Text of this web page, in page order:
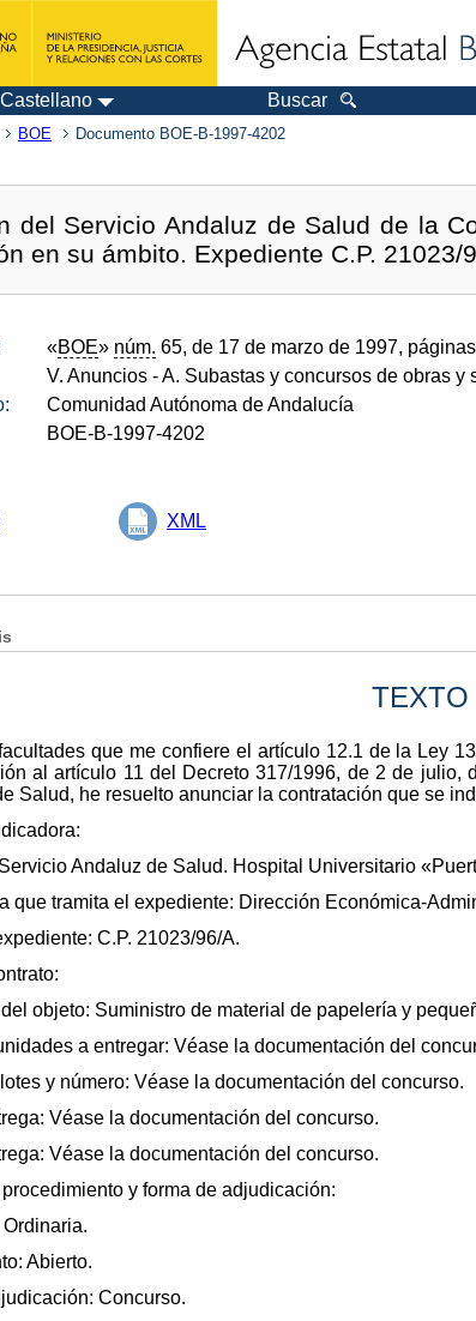
Castellano Buscar
BOE Documento BOE-B-1997-4202
del Servicio Andaluz de Salud de la
en su ámbito. Expediente C.P. 21023/
«BOE» núm. 65, de 17 de marzo de 1997,
V. Anuncios - A. Subastas y concursos de obras y
Comunidad Autónoma de Andalucía
BOE-B-1997-4202
XML
TEXTO
que me confiere el artículo 12.1 de la Ley
al artículo 11 del Decreto 317/1996, de 2 de
Salud, he resuelto anunciar la contratación que se
Andaluz de Salud. Hospital Universitario
que tramita el expediente: Dirección Económica-
C.P. 21023/96/A.
objeto: Suministro de material de papelería y
a entregar: Véase la documentación del
y número: Véase la documentación del concurso.
Véase la documentación del concurso.
Véase la documentación del concurso.
y forma de adjudicación:
Abierto.
Concurso.